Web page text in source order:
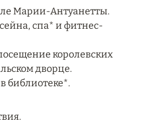
SEASONS RESORT
BEACH ПО ЛУЧШИМ
Марии-Антуанетты.
спа* и фитнес-
королевских
дворце.
библиотеке*.